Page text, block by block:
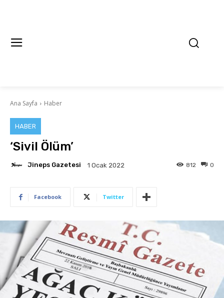
Ana Sayfa Haber
HABER
‘Sivil Ölüm’
Jineps Gazetesi 1 Ocak 2022 0
812
Facebook Twitter